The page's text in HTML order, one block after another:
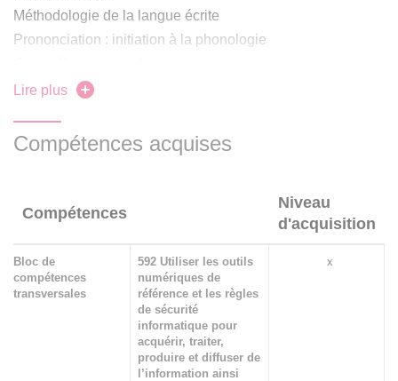
Méthodologie de la langue écrite
Prononciation : initiation à la phonologie
Production orale
Programme lexical : Public health issues and social
Lire plus
Compétences acquises
Compétences
Niveau
d'acquisition
Bloc de
compétences
transversales
592 Utiliser les outils
numériques de
référence et les règles
de sécurité
informatique pour
acquérir, traiter,
produire et diffuser de
l’information ainsi
x